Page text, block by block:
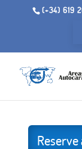
(+34) 619
Aguanca,